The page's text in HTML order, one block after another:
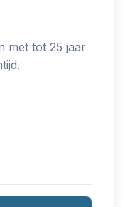
met tot 25 jaar